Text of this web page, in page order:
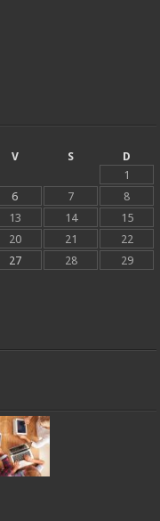
V S
D
1
6 7
8
13 14
15
20 21
22
27 28
29